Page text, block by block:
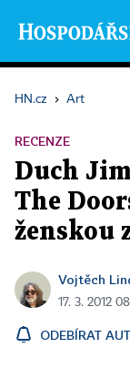
HN.cz › Art
RECENZE
Duch
The
ženskou
Vojtěch
17. 3. 2012
ODEBÍRAT